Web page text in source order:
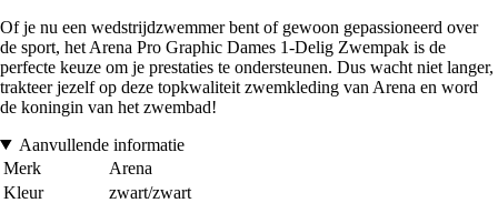
Of je nu een wedstrijdzwemmer bent of gewoon gepassioneerd over
de sport, het Arena Pro Graphic Dames 1-Delig Zwempak is de
perfecte keuze om je prestaties te ondersteunen. Dus wacht niet langer,
trakteer jezelf op deze topkwaliteit zwemkleding van Arena en word
de koningin van het zwembad!
Aanvullende informatie
Merk
Arena
Kleur
zwart/zwart